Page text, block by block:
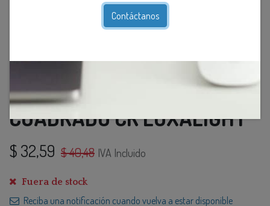
Contáctanos
LAMP. TECHO 3L G9
CUADRADO CR LOXALIGHT
$ 32,59 $40,48 IVA Incluido
Fuera de stock
Reciba una notificación cuando vuelva a estar disponible